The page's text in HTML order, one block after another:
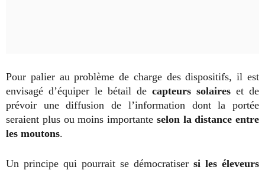
Pour palier au problème de charge des dispositifs, il est
envisagé d’équiper le bétail de capteurs solaires et de
prévoir une diffusion de l’information dont la portée
seraient plus ou moins importante selon la distance entre
les moutons.
Un principe qui pourrait se démocratiser si les éleveurs